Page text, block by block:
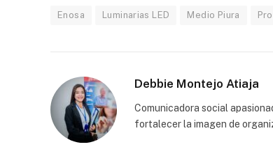
Enosa Luminarias LED Medio Piura
Debbie Montejo Atiaja
Comunicadora social
fortalecer la imagen de